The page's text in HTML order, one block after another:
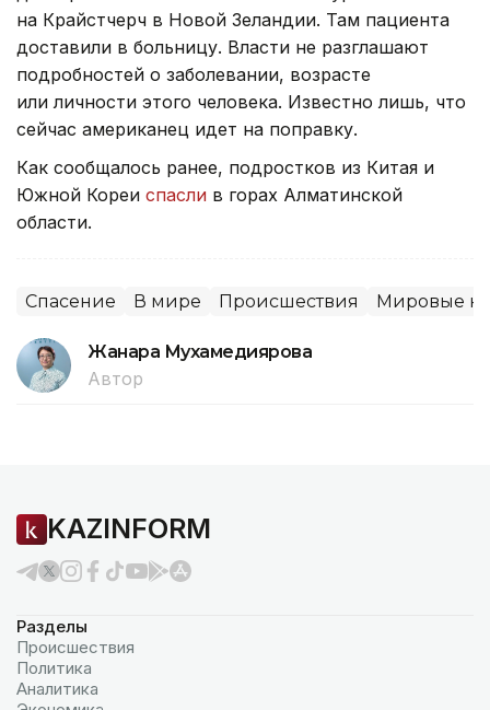
на Крайстчерч в Новой Зеландии. Там пациента
доставили в больницу. Власти не разглашают
подробностей о заболевании, возрасте
или личности этого человека. Известно лишь, что
сейчас американец идет на поправку.
Как сообщалось ранее, подростков из Китая и
Южной Кореи спасли в горах Алматинской
области.
Спасение В мире Происшествия Мировые
Жанара Мухамедиярова
Автор
KAZINFORM
Разделы
Происшествия
Политика
Аналитика